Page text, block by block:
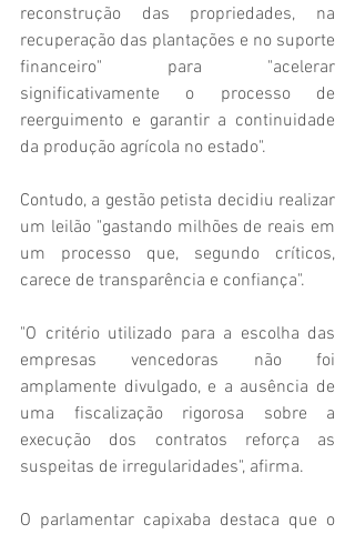
reconstrução das propriedades, na
recuperação das plantações e no suporte
financeiro" para "acelerar
significativamente o processo de
reerguimento e garantir a continuidade
da produção agrícola no estado".
Contudo, a gestão petista decidiu realizar
um leilão "gastando milhões de reais em
um processo que, segundo críticos,
carece de transparência e confiança".
"O critério utilizado para a escolha das
empresas vencedoras não foi
amplamente divulgado, e a ausência de
uma fiscalização rigorosa sobre a
execução dos contratos reforça as
suspeitas de irregularidades", afirma.
O parlamentar capixaba destaca que o